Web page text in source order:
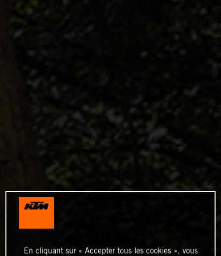
En cliquant sur « Accepter tous les cookies », vous